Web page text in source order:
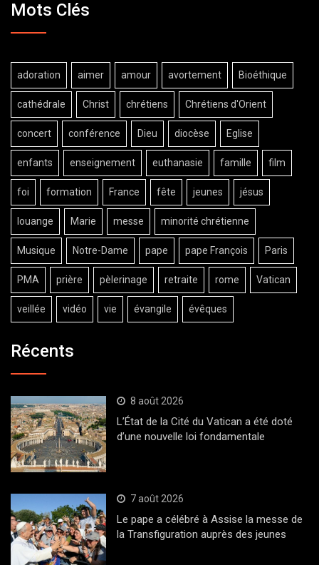
Mots Clés
adoration aimer amour avortement Bioéthique
cathédrale Christ chrétiens Chrétiens d'Orient
concert conférence Dieu diocèse Eglise
enfants enseignement euthanasie famille film
foi formation France fête jeunes jésus
louange Marie messe minorité chrétienne
Musique Notre-Dame pape pape François Paris
PMA prière pèlerinage retraite rome Vatican
veillée vidéo vie évangile évêques
Récents
8 août 2026
L’État de la Cité du Vatican a été doté
d’une nouvelle loi fondamentale
7 août 2026
Le pape a célébré à Assise la messe de
la Transfiguration auprès des jeunes